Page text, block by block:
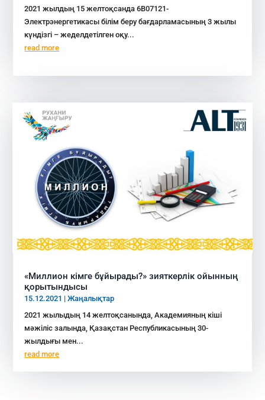
2021 жылдың 15 желтоқсанда 6В07121-
Электрэнергетикасы білім беру бағдарламасының 3 жылы
күндізгі – жеделдетілген оқу...
read more
«Миллион кімге бұйырады?» зияткерлік ойынның
қорытындысы
15.12.2021 |Жаңалықтар
2021 жылыдың 14 желтоқсанында, Академияның кіші
мәжіліс залында, Қазақстан Республикасының 30-
жылдығы мен...
read more